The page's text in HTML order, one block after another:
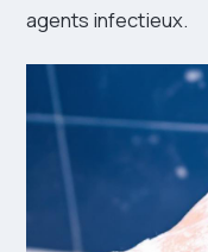
agents infectieux.